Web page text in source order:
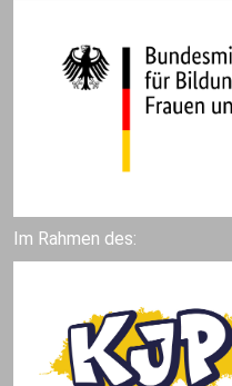
Im Rahmen des: